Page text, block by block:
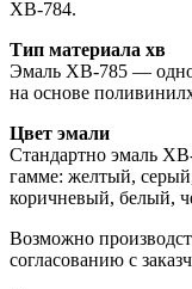
ХВ-784.
Тип материала хв
Эмаль ХВ-785 —
на основе
Цвет эмали
Стандартно эмаль
гамме: желтый,
коричневый, белый,
Возможно
согласованию с